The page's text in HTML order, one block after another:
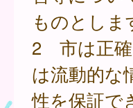
ものとしま
2 市は正確
は流動的な
性を保証で